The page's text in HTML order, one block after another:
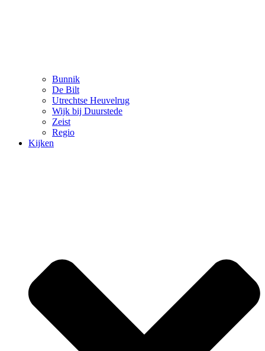
Bunnik
De Bilt
Utrechtse Heuvelrug
Wijk bij Duurstede
Zeist
Regio
Kijken